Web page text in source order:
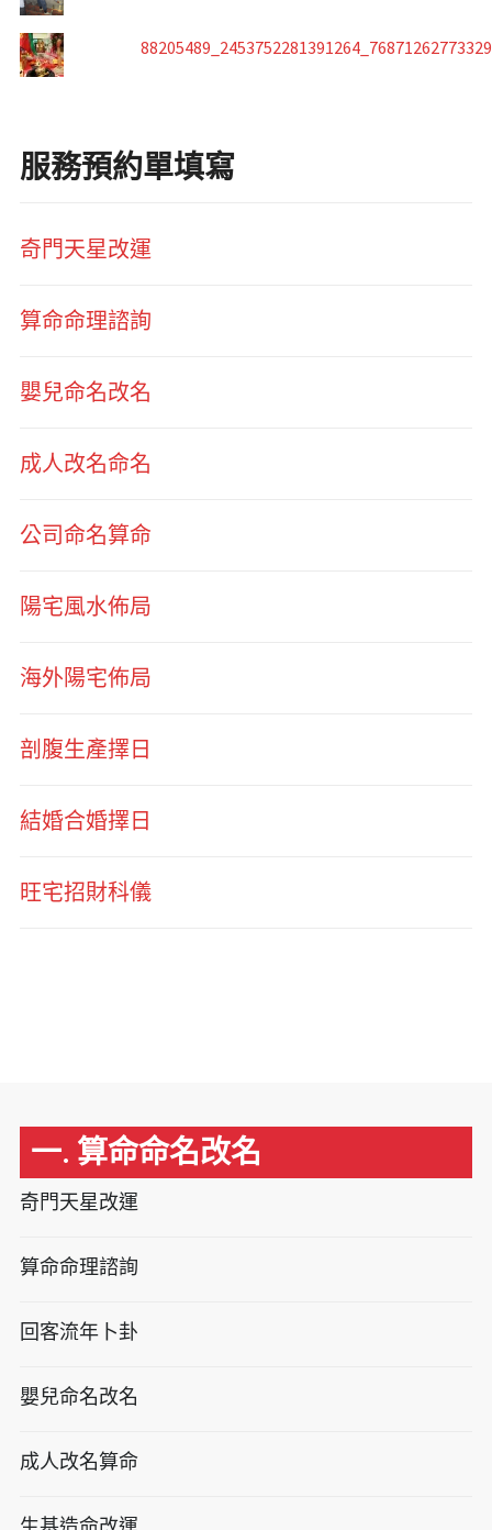
服務預約單填寫
奇門天星改運
算命命理諮詢
嬰兒命名改名
成人改名命名
公司命名算命
陽宅風水佈局
海外陽宅佈局
剖腹生產擇日
結婚合婚擇日
旺宅招財科儀
一. 算命命名改名
奇門天星改運
算命命理諮詢
回客流年卜卦
嬰兒命名改名
成人改名算命